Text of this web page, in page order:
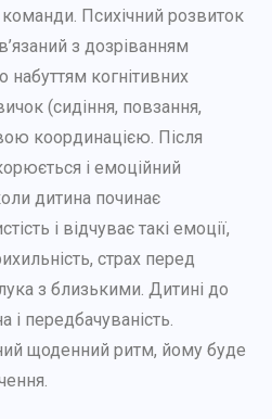
команди. Психічний розвиток
з дозріванням
набуттям когнітивних
(сидіння, повзання,
координацією. Після
і емоційний
дитина починає
і відчуває такі емоції,
страх перед
з близькими. Дитині до
і передбачуваність.
щоденний ритм, йому буде